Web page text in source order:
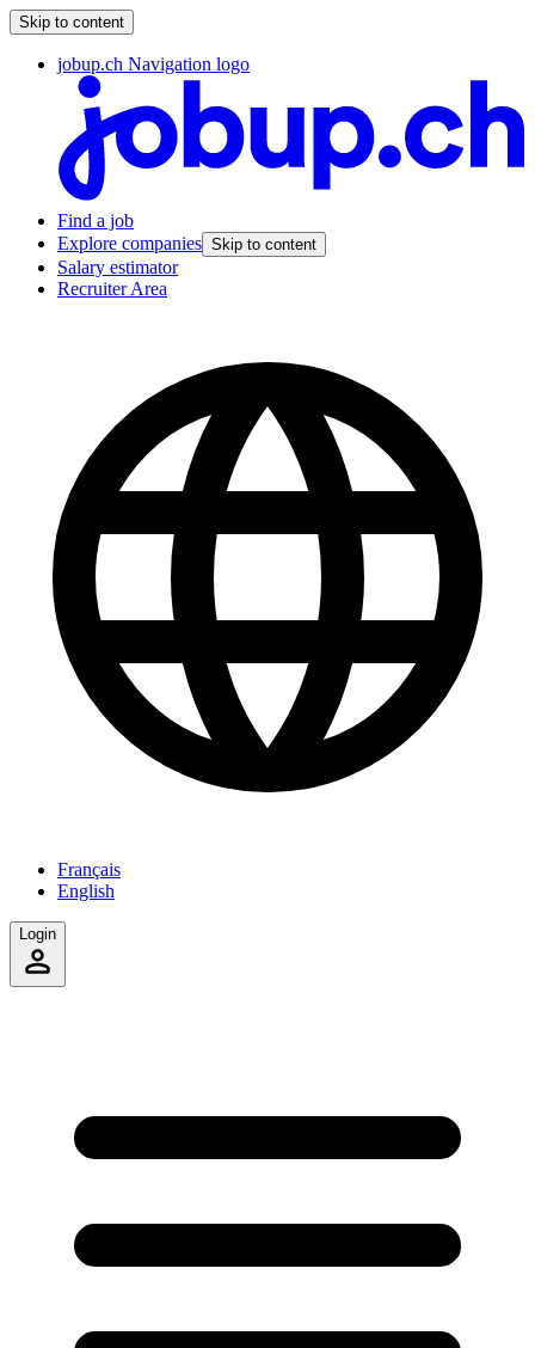
Skip to content
jobup.ch Navigation logo
Find a job
Explore companies Skip to content
Salary estimator
Recruiter Area
Français
English
Login